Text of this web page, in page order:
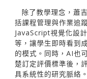
除了教學理念，蕭
括課程管理與作業追
JavaScript視覺化設
等，讓學生即時看到
的模式。同時，AI也
楚訂定評價標準後，
具系統性的研究脈絡。